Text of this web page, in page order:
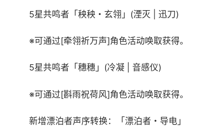
2、全新武器
5星共鸣者「秧秧・玄翎」(湮灭 | 迅刀)
※可通过[牵翎祈万声]角色活动唤取获得。
5星共鸣者「穗穗」(冷凝 | 音感仪)
※可通过[斟雨祝荷风]角色活动唤取获得。
新增漂泊者声序转换：「漂泊者・导电」